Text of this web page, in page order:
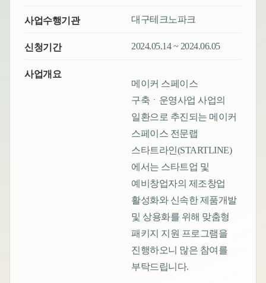
사업수행기관 대구테크노파크
신청기간 2024.05.14 ~ 2024.06.05
사업개요
메이커 스페이스
구축ㆍ운영사업 사업의
일환으로 추진되는 메이커
스페이스 전문랩
스타트라인(STARTLINE)
에서는 스타트업 및
예비창업자의 제조창업
활성화와 신속한 제품개발
및 상용화를 위해 맞춤형
패키지 지원 프로그램을
진행하오니 많은 참여를
부탁드립니다.